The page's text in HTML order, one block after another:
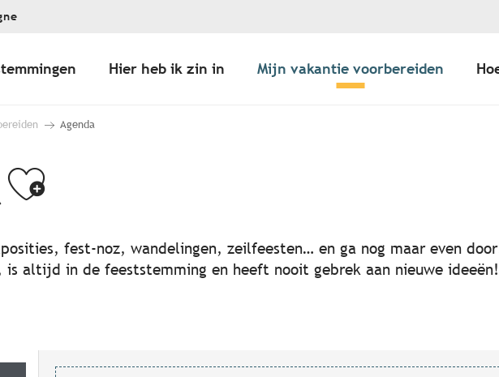
Hier heb ik zin in Mijn vakantie voorbereiden
Agenda
Ajouter aux favoris
fest-noz, wandelingen, zeilfeesten… en ga nog maar even
altijd in de feeststemming en heeft nooit gebrek aan nieuwe